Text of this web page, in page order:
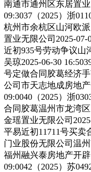
南通市通州区东居置
09:3037（2025）浙
杭州市余杭区山河欧
置业无限公司2025-07-
近初935号劳动争议山
吴琼2025-06-30
号定做合同胶葛经济
公司市天志地成房地
09:0040（2025）浙
合同胶葛温州市龙湾
金瑶置业无限公司
平易近初11711号买卖
门业股份无限公司温
福州融兴泰房地产开
09:0042（2025）苏